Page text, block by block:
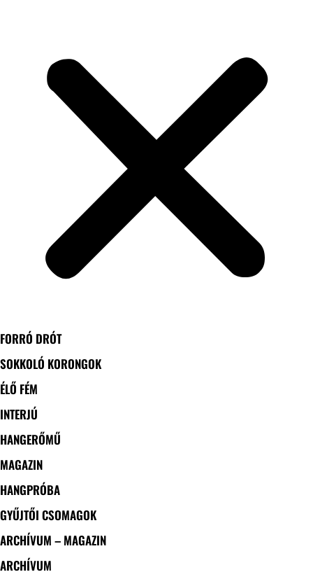
FORRÓ DRÓT
SOKKOLÓ KORONGOK
ÉLŐ FÉM
INTERJÚ
HANGERŐMŰ
MAGAZIN
HANGPRÓBA
GYŰJTŐI CSOMAGOK
ARCHÍVUM – MAGAZIN
ARCHÍVUM